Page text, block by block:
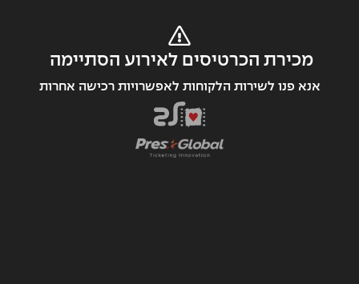
מכירת הכרטיסים לאירוע הסתיימה
אנא פנו לשירות הלקוחות לאפשרויות רכישה אחרות